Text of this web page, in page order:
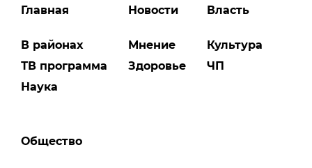
Главная
В районах
ТВ программа
Наука
Новости
Мнение
Здоровье
Власть
Культура
ЧП
Общество